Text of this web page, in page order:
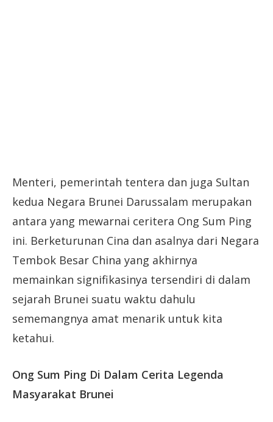
Menteri, pemerintah tentera dan juga Sultan
kedua Negara Brunei Darussalam merupakan
antara yang mewarnai ceritera Ong Sum Ping
ini. Berketurunan Cina dan asalnya dari Negara
Tembok Besar China yang akhirnya
memainkan signifikasinya tersendiri di dalam
sejarah Brunei suatu waktu dahulu
sememangnya amat menarik untuk kita
ketahui.
Ong Sum Ping Di Dalam Cerita Legenda
Masyarakat Brunei